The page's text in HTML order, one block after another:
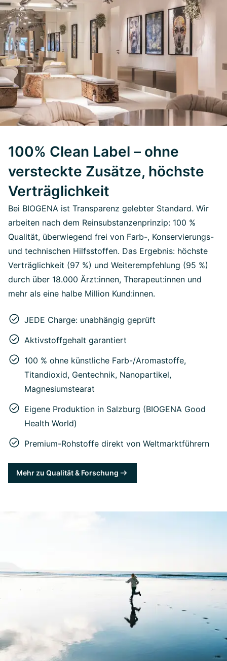
100% Clean Label – ohne
versteckte Zusätze, höchste
Verträglichkeit
Bei BIOGENA ist Transparenz gelebter Standard. Wir
arbeiten nach dem Reinsubstanzenprinzip: 100 %
Qualität, überwiegend frei von Farb-, Konservierungs-
und technischen Hilfsstoffen. Das Ergebnis: höchste
Verträglichkeit (97 %) und Weiterempfehlung (95 %)
durch über 18.000 Ärzt:innen, Therapeut:innen und
mehr als eine halbe Million Kund:innen.
JEDE Charge: unabhängig geprüft
Aktivstoffgehalt garantiert
100 % ohne künstliche Farb-/Aromastoffe,
Titandioxid, Gentechnik, Nanopartikel,
Magnesiumstearat
Eigene Produktion in Salzburg (BIOGENA Good
Health World)
Premium-Rohstoffe direkt von Weltmarktführern
Mehr zu Qualität & Forschung